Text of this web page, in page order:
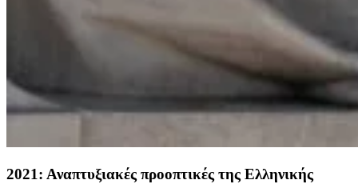
2021: Αναπτυξιακές προοπτικές της Ελληνικής